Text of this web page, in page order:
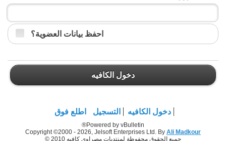
احفظ بيانات العضوية؟
دخول الكافيه
دخول الكافيه التسجيل اطلع فوق
Powered by vBulletin®
Copyright ©2000 - 2026, Jelsoft Enterprises Ltd. By Ali Madkour
جميع الحقوق محفوظة لمنتديات مصراوي كافيه 2010 ©